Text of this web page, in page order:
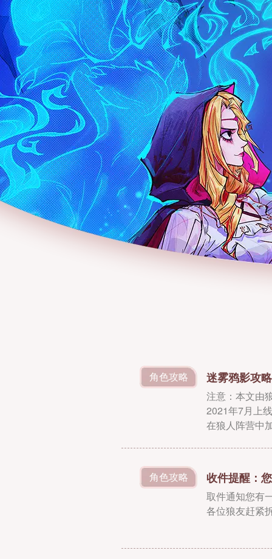
角色攻略 迷雾鸦影攻略
注意：本文由
2021年7月上
在狼人阵营中
角色攻略 收件提醒：
取件通知您有
各位狼友赶紧